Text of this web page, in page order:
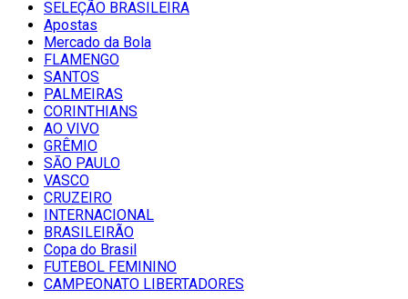
SELEÇÃO BRASILEIRA
Apostas
Mercado da Bola
FLAMENGO
SANTOS
PALMEIRAS
CORINTHIANS
AO VIVO
GRÊMIO
SĀO PAULO
VASCO
CRUZEIRO
INTERNACIONAL
BRASILEIRÃO
Copa do Brasil
FUTEBOL FEMININO
CAMPEONATO LIBERTADORES